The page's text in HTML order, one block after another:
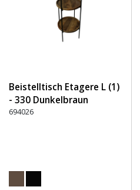
Beistelltisch Etagere L (1)
- 330 Dunkelbraun
694026